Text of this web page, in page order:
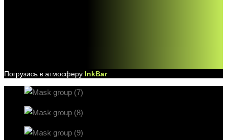
Погрузись в атмосферу InkBar